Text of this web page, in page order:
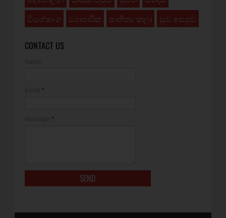
විශේෂාංග
ව්‍යාපාරික සාහිත්‍ය කලා සුව අසපුව
CONTACT US
*
*